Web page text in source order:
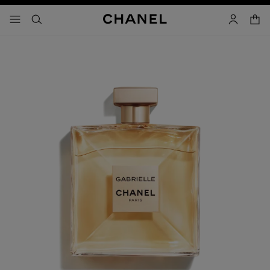
メニュー - メインナビゲーション
- メインナビゲーション
検索 マイアカ
カー